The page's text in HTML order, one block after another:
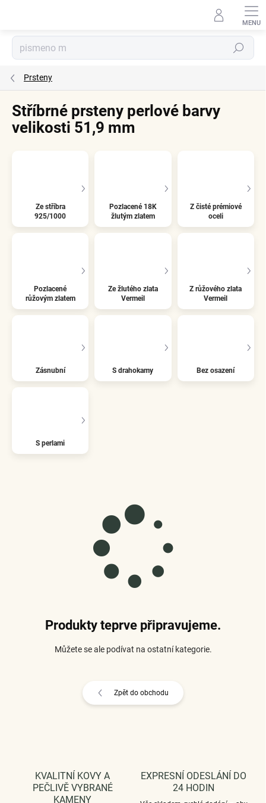
Hledat
Prsteny
Stříbrné prsteny perlové barvy
velikosti 51,9 mm
Ze stříbra
925/1000
Pozlacené 18K
žlutým zlatem
Z čisté prémiové
oceli
Pozlacené
růžovým zlatem
Ze žlutého zlata
Vermeil
Z růžového zlata
Vermeil
Zásnubní S drahokamy Bez osazení
S perlami
Produkty teprve připravujeme.
Můžete se ale podívat na ostatní kategorie.
Zpět do obchodu
KVALITNÍ KOVY A
PEČLIVĚ VYBRANÉ
KAMENY
EXPRESNÍ ODESLÁNÍ DO
24 HODIN